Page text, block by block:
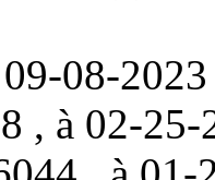
08-
, à 02-